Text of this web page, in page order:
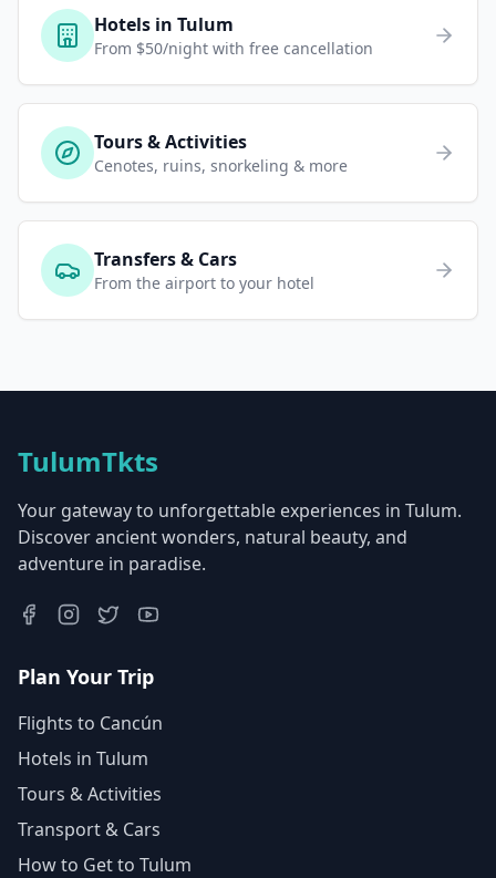
Hotels in Tulum
From $50/night with free cancellation
Tours & Activities
Cenotes, ruins, snorkeling & more
Transfers & Cars
From the airport to your hotel
TulumTkts
Your gateway to unforgettable experiences in Tulum.
Discover ancient wonders, natural beauty, and
adventure in paradise.
Plan Your Trip
Flights to Cancún
Hotels in Tulum
Tours & Activities
Transport & Cars
How to Get to Tulum